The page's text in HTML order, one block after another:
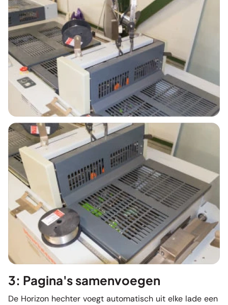
3: Pagina's samenvoegen
De Horizon hechter voegt automatisch uit elke lade een